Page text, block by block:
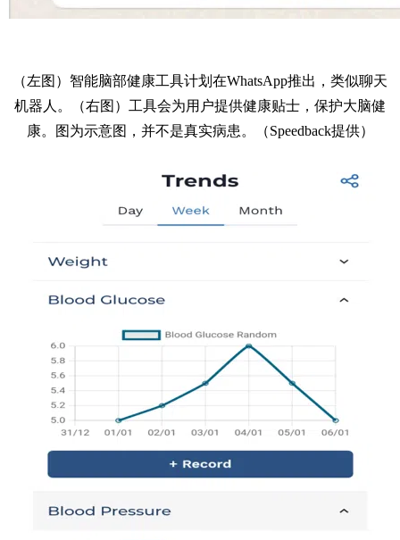
（左图）智能脑部健康工具计划在WhatsApp推出，类似聊天
机器人。（右图）工具会为用户提供健康贴士，保护大脑健
康。图为示意图，并不是真实病患。（Speedback提供）